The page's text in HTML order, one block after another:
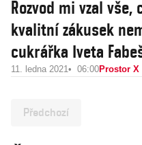
Rozvod mi vzal
kvalitní zákusek
cukrářka Iveta
11. ledna 2021 06:00Prostor X
Předchozí